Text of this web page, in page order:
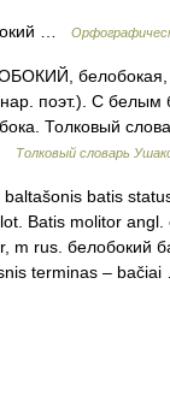
…
белобокая,
поэт.). С
Толковый
Толковый словарь
batis
Batis molitor angl.
m rus. белобокий
terminas –